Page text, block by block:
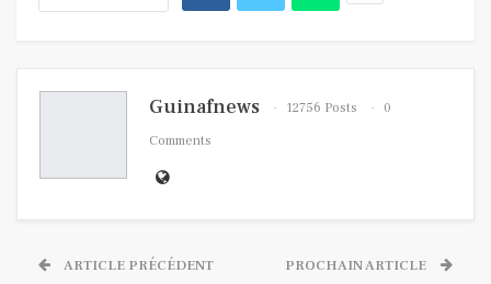
Guinafnews 12756 Posts
0
Comments
ARTICLE PRÉCÉDENT PROCHAIN ARTICLE